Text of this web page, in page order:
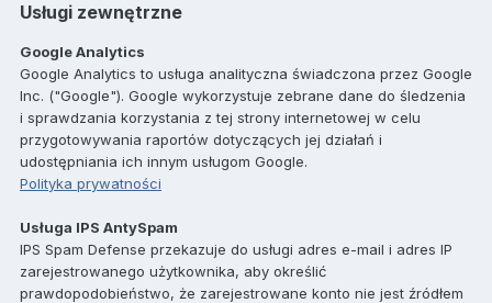
Usługi zewnętrzne
Google Analytics
Google Analytics to usługa analityczna świadczona przez Google
Inc. ("Google"). Google wykorzystuje zebrane dane do śledzenia
i sprawdzania korzystania z tej strony internetowej w celu
przygotowywania raportów dotyczących jej działań i
udostępniania ich innym usługom Google.
Polityka prywatności
Usługa IPS AntySpam
IPS Spam Defense przekazuje do usługi adres e-mail i adres IP
zarejestrowanego użytkownika, aby określić
prawdopodobieństwo, że zarejestrowane konto nie jest źródłem